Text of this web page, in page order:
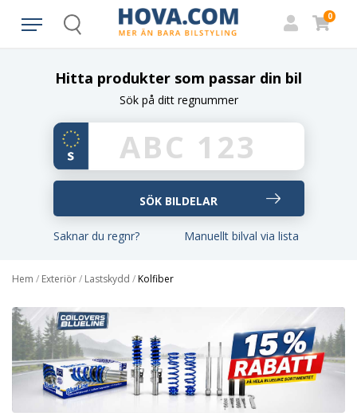
Search
0
Hitta produkter som passar din bil
Sök på ditt regnummer
Saknar du regnr? Manuellt bilval via lista
Hem / Exteriör/ Lastskydd /Kolfiber